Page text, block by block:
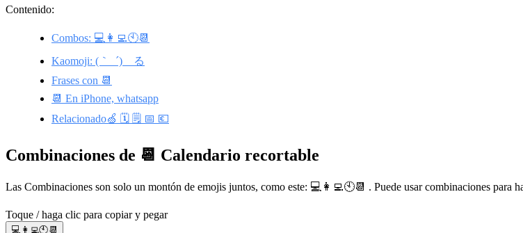
Contenido:
Combos: 💻👩‍💻🕙📆
Kaomoji: (｀_´)ゞる
Frases con 📆
📆 En iPhone, whatsapp
Relacionado🍏 🗓️ 🗒️ 📅 💶
Combinaciones de 📆 Calendario recortable
Las Combinaciones son solo un montón de emojis juntos, como este: 💻👩‍💻🕙📆 . Puede usar combinaciones para
Toque / haga clic para copiar y pegar
💻👩‍💻🕙📆